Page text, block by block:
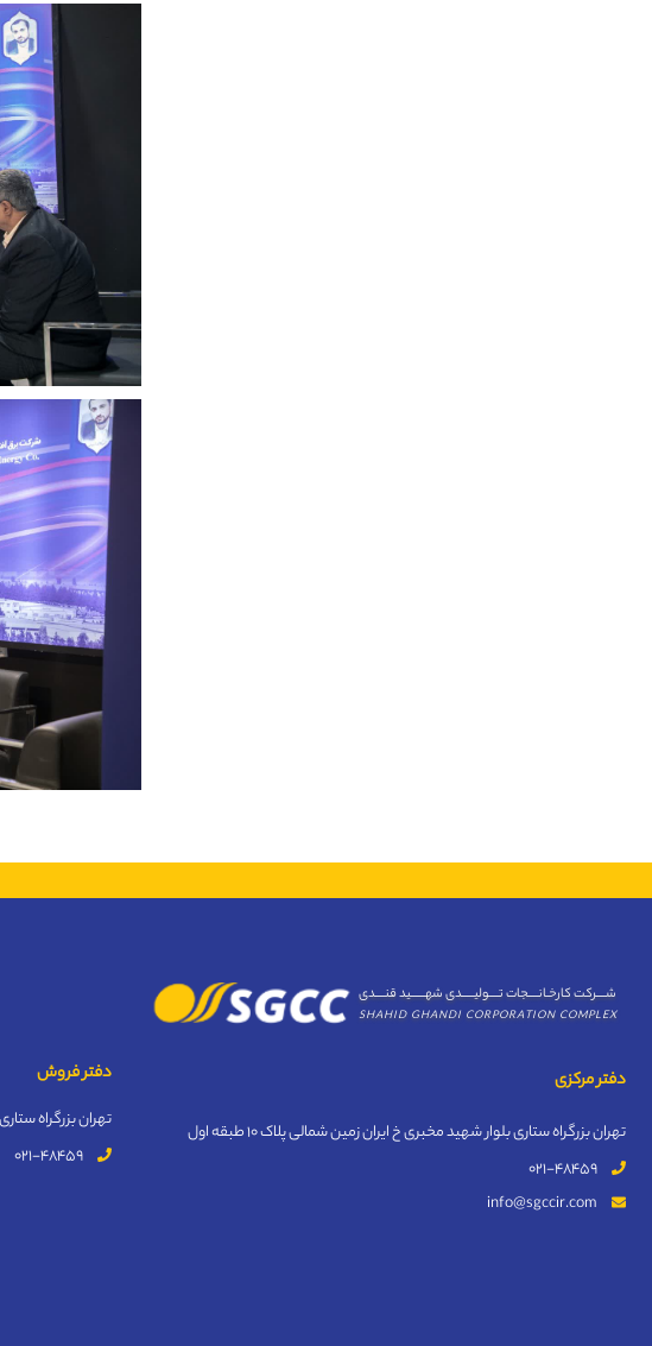
شــــرکت کارخـانــــجات تــــولیـــــدی شهــــــید قنــــدی
SHAHID GHANDI CORPORATION COMPLEX
دفتر مرکزی
تهران بزرگراه ستاری بلوار شهید مخبری خ ایران زمین شمالی پلاک 10 طبقه اول
دفتر فروش
تهران بزرگراه ستاری
021-48459